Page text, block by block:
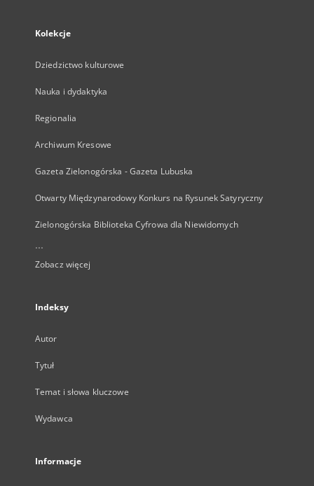
Kolekcje
Dziedzictwo kulturowe
Nauka i dydaktyka
Regionalia
Archiwum Kresowe
Gazeta Zielonogórska - Gazeta Lubuska
Otwarty Międzynarodowy Konkurs na Rysunek Satyryczny
Zielonogórska Biblioteka Cyfrowa dla Niewidomych
...
Zobacz więcej
Indeksy
Autor
Tytuł
Temat i słowa kluczowe
Wydawca
Informacje